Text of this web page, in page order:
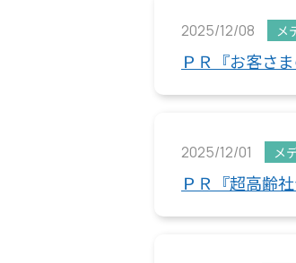
2025/12/08 メ
ＰＲ『お客さ
2025/12/01 メ
ＰＲ『超高齢